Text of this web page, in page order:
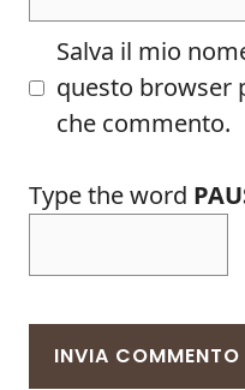
Salva il mio
questo browser
che commento.
Type the word